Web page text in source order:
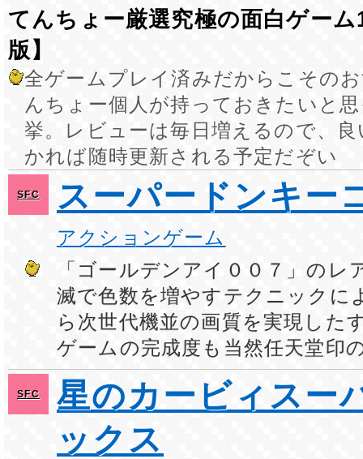
てんちょー厳選究極の面白ゲー
版】
全ゲームプレイ済みだからこその
んちょー個人が持っておきたいと
挙。レビューは毎日増えるので、
かれば随時更新される予定だぞい
SFC スーパードンキー
アクションゲーム
「ゴールデンアイ００７」のレ
滅で色数を増やすテクニックに
ら次世代機並の画質を実現した
ゲームの完成度も当然任天堂印
SFC
星のカービィスー
ックス